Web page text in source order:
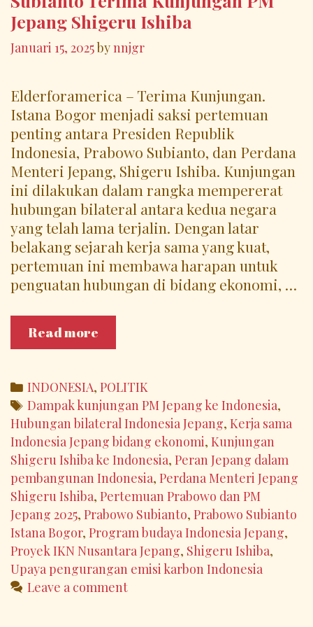
Jepang Shigeru Ishiba
Januari 15, 2025bynnjgr
Elderforamerica – Terima Kunjungan.
Istana Bogor menjadi saksi pertemuan
penting antara Presiden Republik
Indonesia, Prabowo Subianto, dan Perdana
Menteri Jepang, Shigeru Ishiba. Kunjungan
ini dilakukan dalam rangka mempererat
hubungan bilateral antara kedua negara
yang telah lama terjalin. Dengan latar
belakang sejarah kerja sama yang kuat,
pertemuan ini membawa harapan untuk
penguatan hubungan di bidang ekonomi, …
Read more
Istana
Presiden
Prabowo
Subianto
Terima
Kunjungan
PM
Jepang
Shigeru
Ishiba
Categories
INDONESIA, POLITIK
Tags
Dampak kunjungan PM Jepang ke Indonesia,
Hubungan bilateral Indonesia Jepang, Kerja sama
Indonesia Jepang bidang ekonomi, Kunjungan
Shigeru Ishiba ke Indonesia, Peran Jepang dalam
pembangunan Indonesia, Perdana Menteri Jepang
Shigeru Ishiba, Pertemuan Prabowo dan PM
Jepang 2025, Prabowo Subianto, Prabowo Subianto
Istana Bogor, Program budaya Indonesia Jepang,
Proyek IKN Nusantara Jepang, Shigeru Ishiba,
Upaya pengurangan emisi karbon Indonesia
Leave a comment